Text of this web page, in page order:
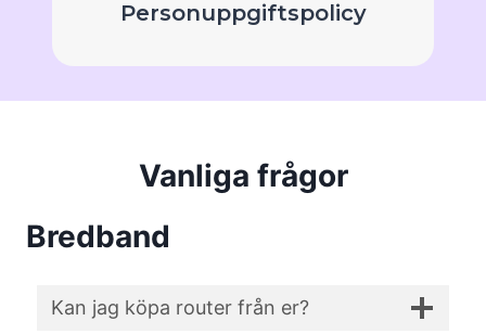
Personuppgiftspolicy
Vanliga frågor
Bredband
Kan jag köpa router från er?